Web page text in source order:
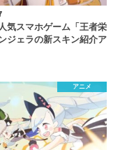
気スマホゲーム「王者栄
ジェラの新スキン紹介ア
アニメ